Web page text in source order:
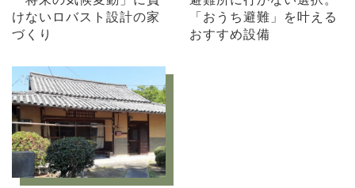
けないロバスト設計の家
づくり
「おうち避難」を叶える
おすすめ設備